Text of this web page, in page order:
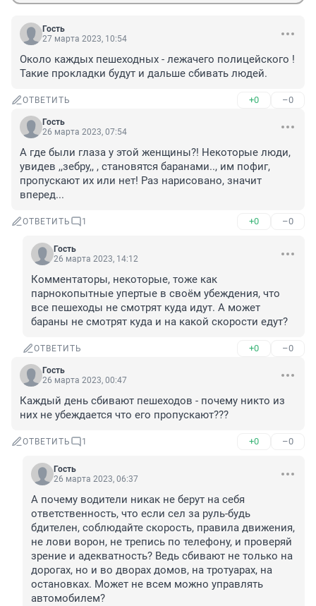
Гость
27 марта 2023, 10:54
Около каждых пешеходных - лежачего полицейского !
Такие прокладки будут и дальше сбивать людей.
ОТВЕТИТЬ +0 –0
Гость
26 марта 2023, 07:54
А где были глаза у этой женщины?! Некоторые люди,
увидев ,,зебру,, , становятся баранами.., им пофиг,
пропускают их или нет! Раз нарисовано, значит
вперед...
ОТВЕТИТЬ 1 +0 –0
Гость
26 марта 2023, 14:12
Комментаторы, некоторые, тоже как
парнокопытные упертые в своём убеждения, что
все пешеходы не смотрят куда идут. А может
бараны не смотрят куда и на какой скорости едут?
ОТВЕТИТЬ +0 –0
Гость
26 марта 2023, 00:47
Каждый день сбивают пешеходов - почему никто из
них не убеждается что его пропускают???
ОТВЕТИТЬ 1 +0 –0
Гость
26 марта 2023, 06:37
А почему водители никак не берут на себя
ответственность, что если сел за руль-будь
бдителен, соблюдайте скорость, правила движения,
не лови ворон, не трепись по телефону, и проверяй
зрение и адекватность? Ведь сбивают не только на
дорогах, но и во дворах домов, на тротуарах, на
остановках. Может не всем можно управлять
автомобилем?